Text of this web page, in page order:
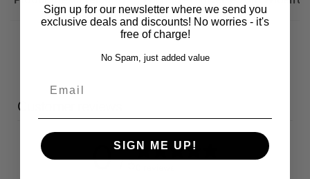
Customer reviews
0 / 5
Sign up for our newsletter where we send you
exclusive deals and discounts! No worries - it's
free of charge!
No Spam, just added value
SIGN ME UP!